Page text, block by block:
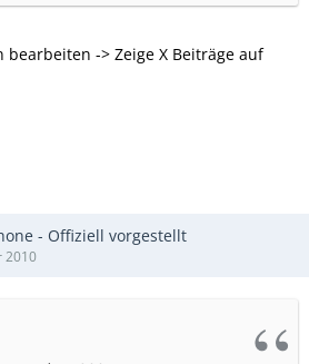
bearbeiten -> Zeige X Beiträge auf
- Offiziell vorgestellt
2010